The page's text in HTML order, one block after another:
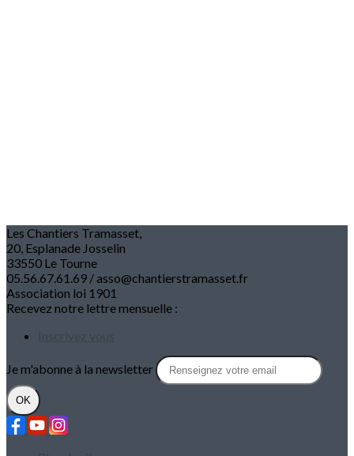
Les Chantiers Tramasset,
20, Esplanade Josselin
33550 Le Tourne
05.56.67.61.69 / asso@chantierstramasset.fr
Association loi 1901
Recevez notre lettre mensuelle :
Je m'abonne à la newsletter
OK